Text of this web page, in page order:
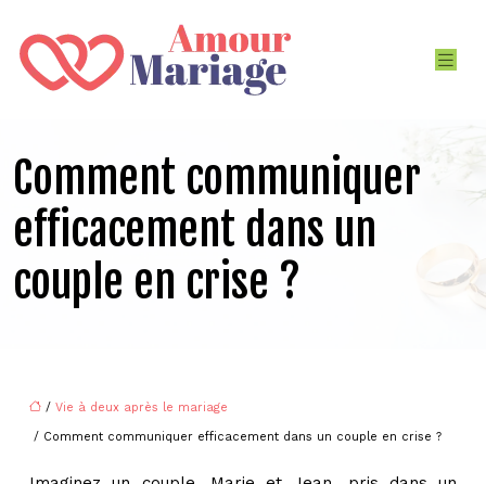
Comment communiquer
efficacement dans un
couple en crise ?
/ Vie à deux après le mariage
/ Comment communiquer efficacement dans un couple en crise ?